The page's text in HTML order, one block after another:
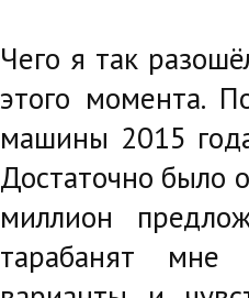
Чего я так
этого момента.
машины 2015
Достаточно было
миллион
тарабанят мне